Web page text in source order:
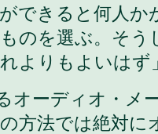
できると何人か
のを選ぶ。そう
れよりもよいは
オーディオ・メ
の方法では絶対